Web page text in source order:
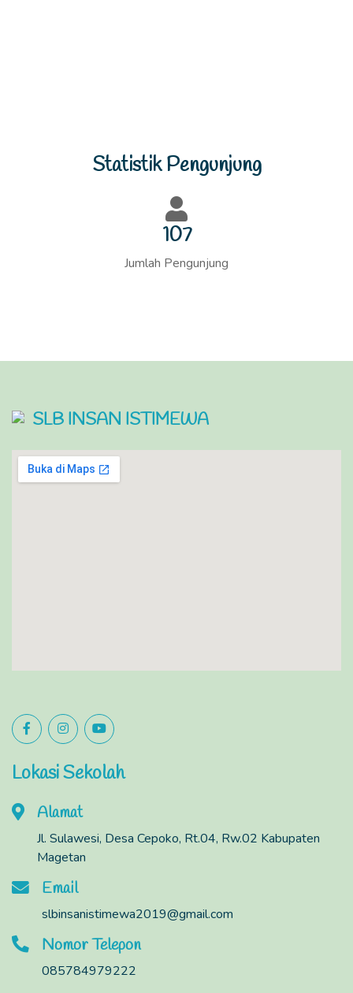
Statistik Pengunjung
115
Jumlah Pengunjung
SLB INSAN ISTIMEWA
Lokasi Sekolah
Alamat
Jl. Sulawesi, Desa Cepoko, Rt.04, Rw.02 Kabupaten
Magetan
Email
slbinsanistimewa2019@gmail.com
Nomor Telepon
085784979222